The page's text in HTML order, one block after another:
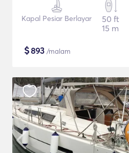
Kapal Pesiar Berlayar
50 ft
15 m
$893 /malam